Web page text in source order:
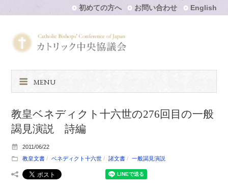
初めての方へ お問い合わせ English
MENU
教皇ベネディクト十六世の276回目の一般
謁見演説 詩編
2011/06/22
教皇文書
ベネディクト十六世 諸文書 一般謁見演説